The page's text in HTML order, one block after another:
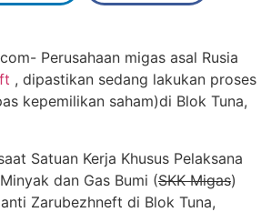
Perusahaan migas asal Rusia
, dipastikan sedang lakukan proses
kepemilikan saham)di Blok Tuna,
Satuan Kerja Khusus Pelaksana
dan Gas Bumi (SKK Migas)
Zarubezhneft di Blok Tuna,